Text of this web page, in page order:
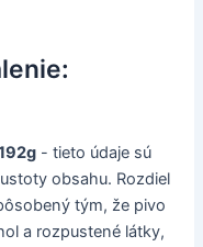
- tieto údaje sú
obsahu. Rozdiel
tým, že pivo
a rozpustené látky,